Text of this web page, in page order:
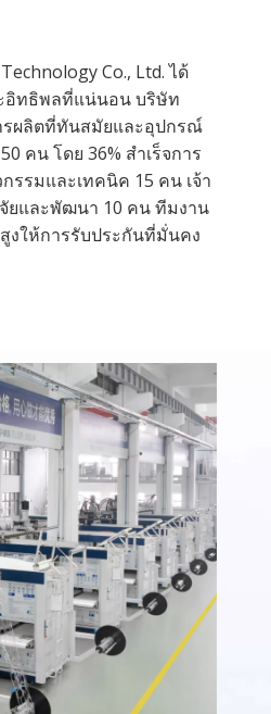
Co., Ltd. ได้
อิทธิพลที่แน่นอน บริษัท
รผลิตที่ทันสมัยและอุปกรณ์
คน โดย 36% สำเร็จการ
รรมและเทคนิค 15 คน เจ้า
และพัฒนา 10 คน ทีมงาน
ให้การรับประกันที่มั่นคง